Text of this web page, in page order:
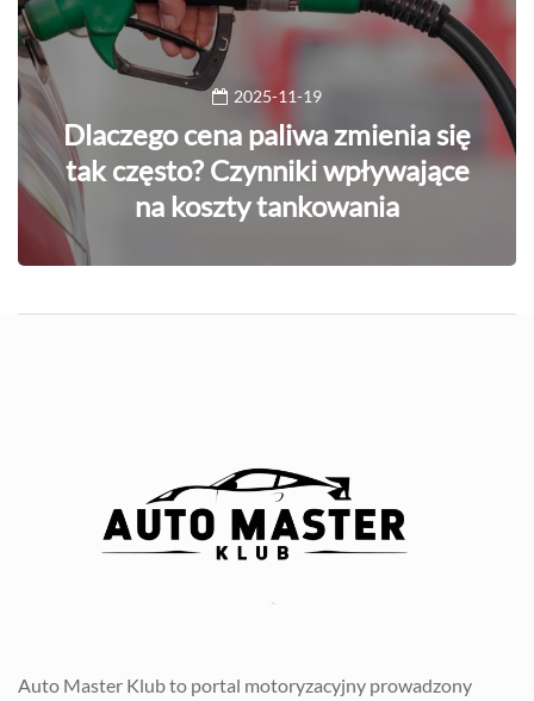
2025-11-19
Dlaczego cena paliwa zmienia się
tak często? Czynniki wpływające
na koszty tankowania
Auto Master Klub to portal motoryzacyjny prowadzony